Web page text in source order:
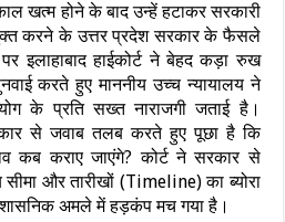
खत्म होने के बाद उन्हें हटाकर सरकारी
करने के उत्तर प्रदेश सरकार के फैसले
इलाहाबाद हाईकोर्ट ने बेहद कड़ा रुख
करते हुए माननीय उच्च न्यायालय ने
के प्रति सख्त नाराजगी जताई है।
से जवाब तलब करते हुए पूछा है कि
कब कराए जाएंगे? कोर्ट ने सरकार से
और तारीखों (Timeline) का ब्योरा
अमले में हड़कंप मच गया है।